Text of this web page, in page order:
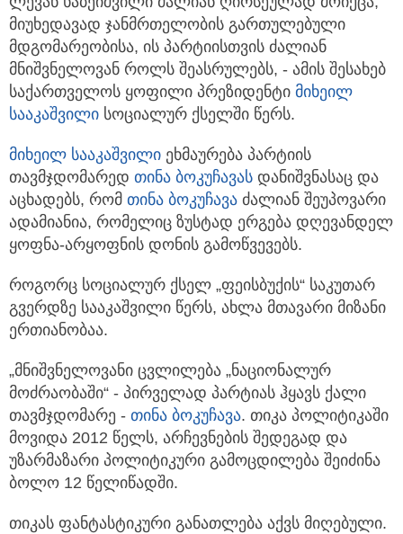
მიუხედავად ჯანმრთელობის გართულებული
მდგომარეობისა, ის პარტიისთვის ძალიან
მნიშვნელოვან როლს შეასრულებს, - ამის შესახებ
საქართველოს ყოფილი პრეზიდენტი მიხეილ
სააკაშვილი სოციალურ ქსელში წერს.
მიხეილ სააკაშვილი ეხმაურება პარტიის
თავმჯდომარედ თინა ბოკუჩავას დანიშვნასაც და
აცხადებს, რომ თინა ბოკუჩავა ძალიან შეუპოვარი
ადამიანია, რომელიც ზუსტად ერგება დღევანდელ
ყოფნა-არყოფნის დონის გამოწვევებს.
როგორც სოციალურ ქსელ „ფეისბუქის“ საკუთარ
გვერდზე სააკაშვილი წერს, ახლა მთავარი მიზანი
ერთიანობაა.
„მნიშვნელოვანი ცვლილება „ნაციონალურ
მოძრაობაში“ - პირველად პარტიას ჰყავს ქალი
თავმჯდომარე - თინა ბოკუჩავა. თიკა პოლიტიკაში
მოვიდა 2012 წელს, არჩევნების შედეგად და
უზარმაზარი პოლიტიკური გამოცდილება შეიძინა
ბოლო 12 წელიწადში.
თიკას ფანტასტიკური განათლება აქვს მიღებული.